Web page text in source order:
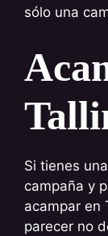
sólo una
Si tienes
campaña y
acampar en
parecer no